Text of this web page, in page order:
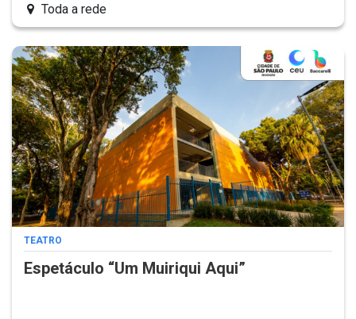
Toda a rede
TEATRO
Espetáculo “Um Muiriqui Aqui”